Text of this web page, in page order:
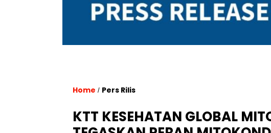
Home / Pers Rilis
KTT KESEHATAN GLOBAL